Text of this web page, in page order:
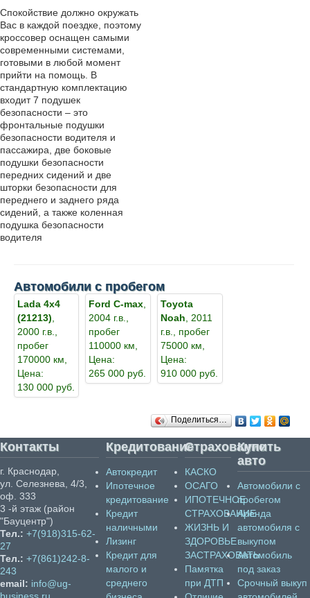
Спокойствие должно окружать
Вас в каждой поездке, поэтому
кроссовер оснащен самыми
современными системами,
готовыми в любой момент
прийти на помощь. В
стандартную комплектацию
входит 7 подушек
безопасности – это
фронтальные подушки
безопасности водителя и
пассажира, две боковые
подушки безопасности
передних сидений и две
шторки безопасности для
переднего и заднего ряда
сидений, а также коленная
подушка безопасности
водителя
Автомобили с пробегом
Lada 4x4
(21213),
2000 г.в.,
пробег
170000 км,
Цена:
130 000 руб.
Ford C-max,
2004 г.в.,
пробег
110000 км,
Цена:
265 000 руб.
Toyota
Noah, 2011
г.в., пробег
75000 км,
Цена:
910 000 руб.
Поделиться…
Контакты
г. Краснодар,
ул. Селезнева, 4/3,
оф. 333
3 -й этаж (район
"Бауцентр")
Тел.: +7(918)315-62-
27
Тел.: +7(861)242-8-
243
email: info@ug-
Кредитование
Автокредит
Ипотечное
кредитование
Кредит
наличными
Лизинг
Кредит для
малого и
среднего
Страхование
КАСКО
ОСАГО
ИПОТЕЧНОЕ
СТРАХОВАНИЕ
ЖИЗНЬ И
ЗДОРОВЬЕ
ЗАСТРАХОВАТЬ
Памятка
при ДТП
Купить
авто
Автомобили с
пробегом
Аренда
автомобиля с
выкупом
Автомобиль
под заказ
Срочный выкуп